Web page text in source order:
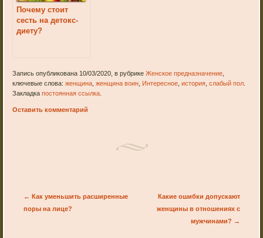
Почему стоит
сесть на детокс-
диету?
Запись опубликована 10/03/2020, в рубрикеЖенское предназначение
ключевые слова:женщина ,женщина воин Интересное ,история ,слабый пол
Закладкапостоянная ссылка
Оставить комментарий
Post navigation
← Как уменьшить расширенные
поры на лице?
Какие ошибки допускают
женщины в отношениях с
мужчинами? →